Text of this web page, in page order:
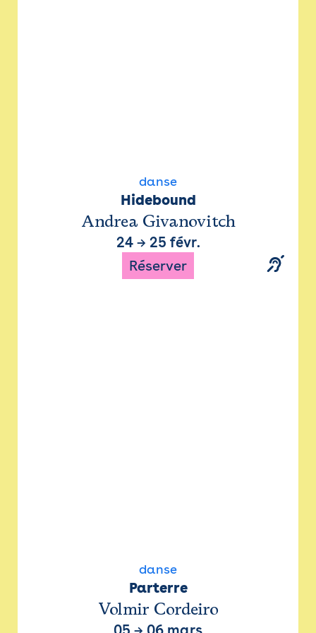
danse
Hidebound
Andrea Givanovitch
24→ 25 févr.
Réserver
danse
Parterre
Volmir Cordeiro